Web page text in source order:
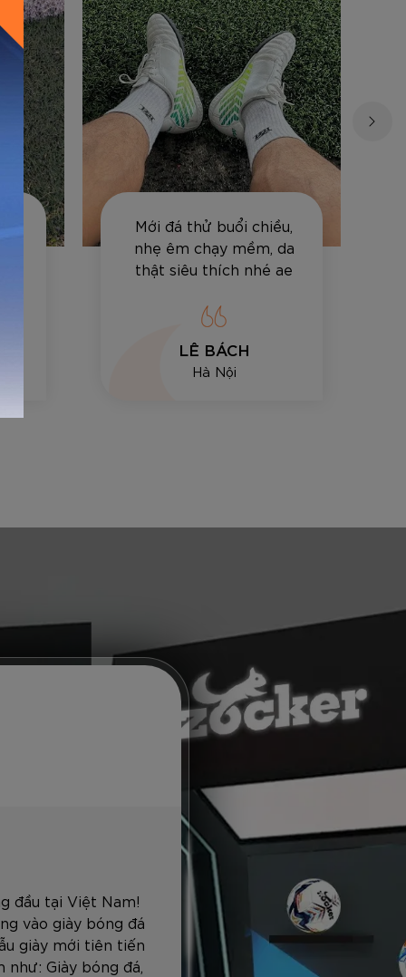
Mới đá thử buổi chiều,
nhẹ êm chạy mềm, da
thật siêu thích nhé ae
LÊ BÁCH
Hà Nội
đầu tại Việt Nam!
vào giày bóng đá
giày mới tiên tiến
Giày bóng đá,